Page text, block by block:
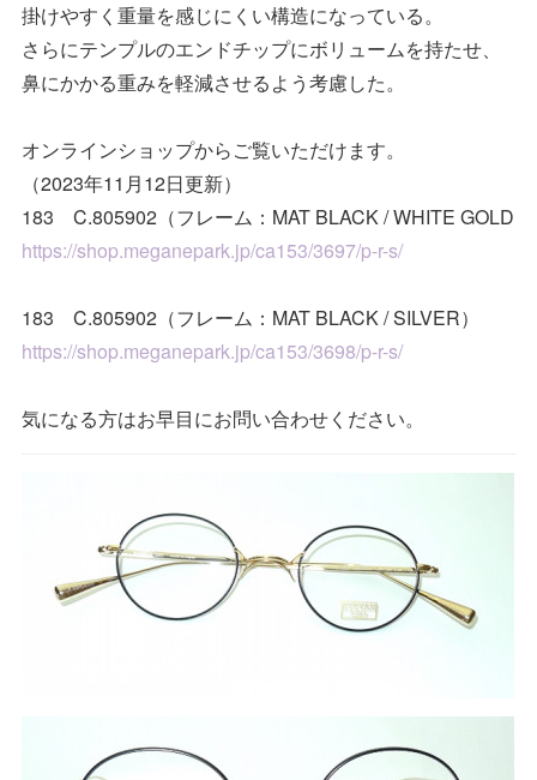
掛けやすく重量を感じにくい構造になっている。
さらにテンプルのエンドチップにボリュームを持たせ、
鼻にかかる重みを軽減させるよう考慮した。
オンラインショップからご覧いただけます。
（2023年11月12日更新）
183 C.805902（フレーム：MAT BLACK / WHITE GOLD
https://shop.meganepark.jp/ca153/3697/p-r-s/
183 C.805902（フレーム：MAT BLACK / SILVER）
https://shop.meganepark.jp/ca153/3698/p-r-s/
気になる方はお早目にお問い合わせください。